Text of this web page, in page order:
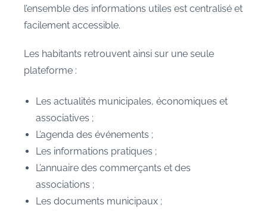
l’ensemble des informations utiles est centralisé et
facilement accessible.
Les habitants retrouvent ainsi sur une seule
plateforme :
Les actualités municipales, économiques et
associatives ;
L’agenda des événements ;
Les informations pratiques ;
L’annuaire des commerçants et des
associations ;
Les documents municipaux ;